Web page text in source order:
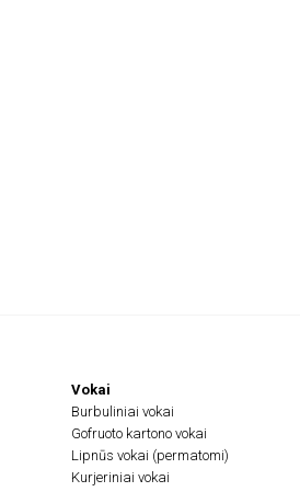
Vokai
Burbuliniai vokai
Gofruoto kartono vokai
Lipnūs vokai (permatomi)
Kurjeriniai vokai